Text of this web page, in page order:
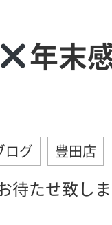
年末
ログ 豊田店
待たせ致し